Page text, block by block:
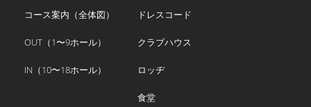
コース案内（全体図）
OUT（1〜9ホール）
IN（10〜18ホール）
ドレスコード
クラブハウス
ロッヂ
食堂